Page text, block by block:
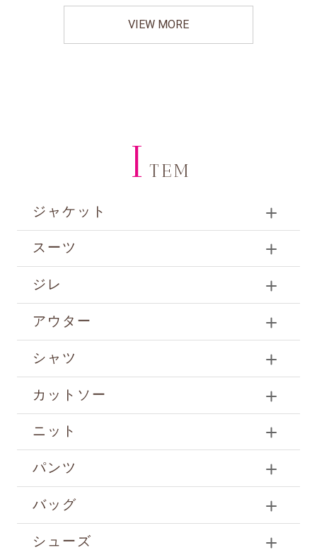
VIEW MORE
I TEM
ジャケット
スーツ
ジレ
アウター
シャツ
カットソー
ニット
パンツ
バッグ
シューズ